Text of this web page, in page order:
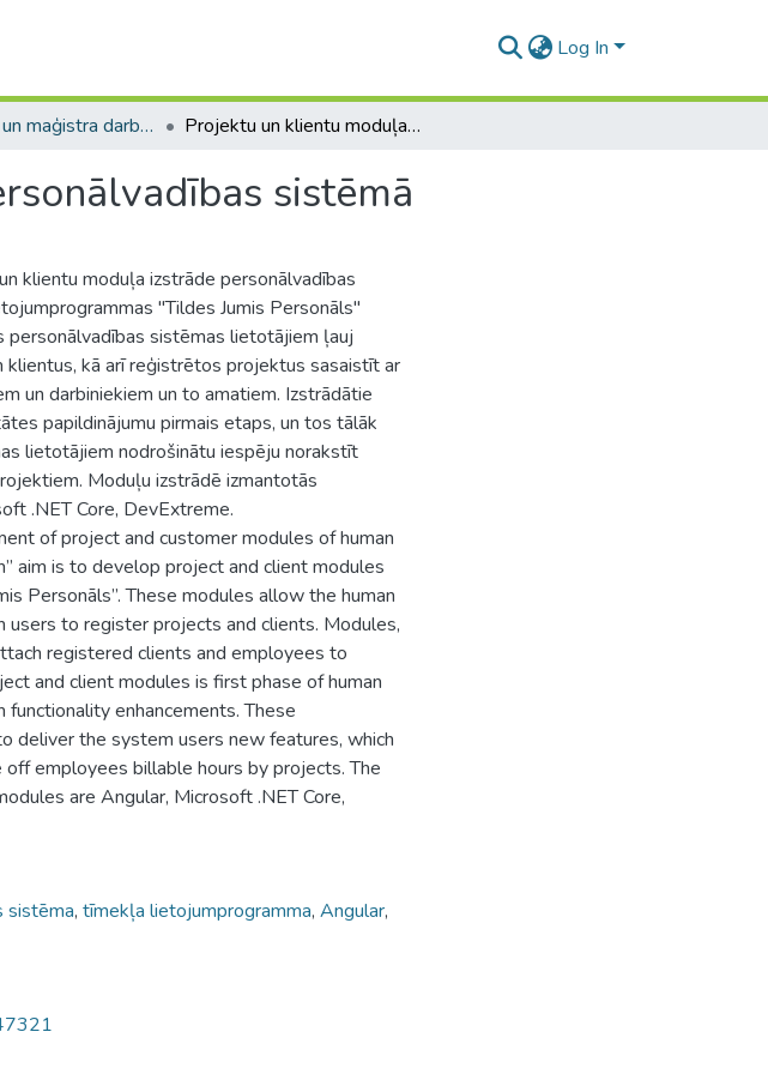
Log In
Bakalaura un maģistra darbi (EZTF) / Bachelor's and Master's theses Projektu un klientu moduļa izstrāde personālvadības sistēmā
sistēmā
klientu moduļa izstrāde personālvadības
"Tildes Jumis Personāls"
personālvadības sistēmas lietotājiem ļauj
kā arī reģistrētos projektus sasaistīt ar
un darbiniekiem un to amatiem. Izstrādātie
papildinājumu pirmais etaps, un tos tālāk
lietotājiem nodrošinātu iespēju norakstīt
Moduļu izstrādē izmantotās
.NET Core, DevExtreme.
of project and customer modules of human
aim is to develop project and client modules
Personāls”. These modules allow the human
users to register projects and clients. Modules,
registered clients and employees to
and client modules is first phase of human
enhancements. These
deliver the system users new features, which
employees billable hours by projects. The
are Angular, Microsoft .NET Core,
sistēma, tīmekļa lietojumprogramma, Angular,